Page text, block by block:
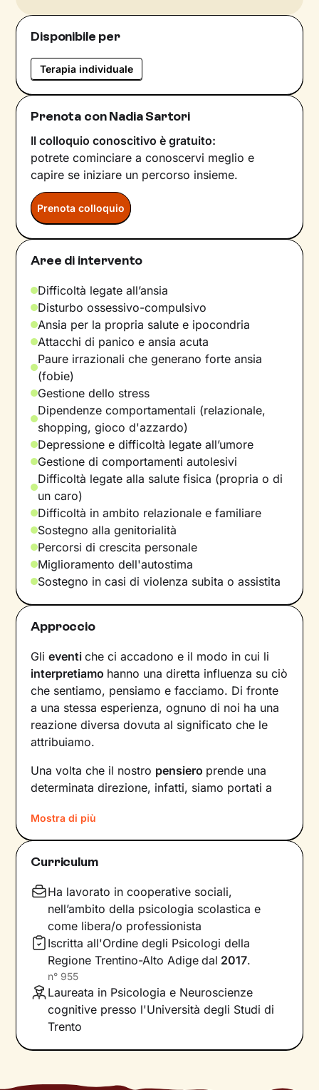
Disponibile per
Terapia individuale
Prenota con Nadia Sartori
Il colloquio conoscitivo è gratuito:
potrete cominciare a conoscervi meglio e
capire se iniziare un percorso insieme.
Prenota colloquio
Aree di intervento
Difficoltà legate all’ansia
Disturbo ossessivo-compulsivo
Ansia per la propria salute e ipocondria
Attacchi di panico e ansia acuta
Paure irrazionali che generano forte ansia
(fobie)
Gestione dello stress
Dipendenze comportamentali (relazionale,
shopping, gioco d'azzardo)
Depressione e difficoltà legate all’umore
Gestione di comportamenti autolesivi
Difficoltà legate alla salute fisica (propria o di
un caro)
Difficoltà in ambito relazionale e familiare
Sostegno alla genitorialità
Percorsi di crescita personale
Miglioramento dell'autostima
Sostegno in casi di violenza subita o assistita
Approccio
Glieventiche ci accadono e il modo in cui li
interpretiamo hanno una diretta influenza su ciò
che sentiamo, pensiamo e facciamo. Di fronte
a una stessa esperienza, ognuno di noi ha una
reazione diversa dovuta al significato che le
attribuiamo.
Una volta che il nostro pensiero prende una
determinata direzione, infatti, siamo portati a
modi che possono ostacolare il nostro
benessere.
Per interrompere questo il circolo vizioso e
innescare un cambiamento positivo, è
necessario individuare pensieri e
comportamenti che causano emozioni
spiacevoli e andare a lavorare su di essi.
Il primo obiettivo dei nostri incontri sarà quello
di farti acquisire una maggiore
delle modalità con cui interpreti gli eventi della
tua vita e di come queste condizionino le tue
reazioni. Nel frattempo andremo a scovare le
tuerisorse interioriper potenziarle e, in
raggiungere i traguardi che ti poni.
Mostra di più
Curriculum
Ha lavorato in cooperative sociali,
nell’ambito della psicologia scolastica e
come libera/o professionista
Iscritta all'Ordine degli Psicologi della
Regione Trentino-Alto Adige dal 2017.
n° 955
Laureata in Psicologia e Neuroscienze
cognitive presso l'Università degli Studi di
Trento